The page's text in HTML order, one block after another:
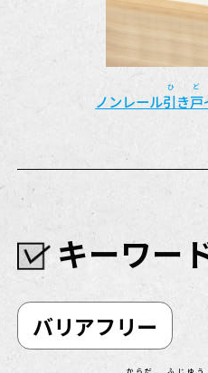
ノンレール引き戸
ひ ど
キーワー
バリアフリー